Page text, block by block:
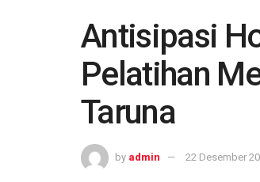
Antisipasi
Pelatihan
Taruna
by admin 22 Desember